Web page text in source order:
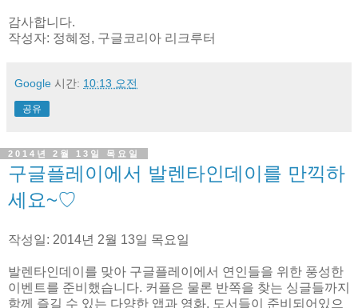
감사합니다.
작성자: 정혜정, 구글코리아 리크루터
Google 시간: 10:13 오전
공유
2014년 2월 13일 목요일
구글플레이에서 발렌타인데이를 만끽하
세요~♡
작성일: 2014년 2월 13일 목요일
발렌타인데이를 맞아 구글플레이에서 연인들을 위한 풍성한
이벤트를 준비했습니다. 커플은 물론 반쪽을 찾는 싱글들까지
함께 즐길 수 있는 다양한 앱과 영화, 도서들이 준비되어있으